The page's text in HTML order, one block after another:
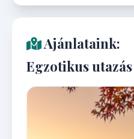
Ajánlataink:
Egzotikus utazás